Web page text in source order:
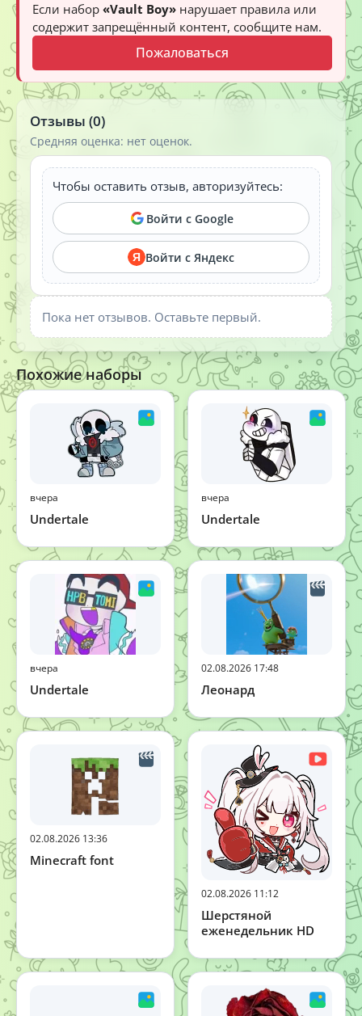
Если набор «Vault Boy» нарушает правила или
содержит запрещённый контент, сообщите нам.
Пожаловаться
Отзывы (0)
Средняя оценка: нет оценок.
Чтобы оставить отзыв, авторизуйтесь:
Войти с Google
Я Войти с Яндекс
Пока нет отзывов. Оставьте первый.
Похожие наборы
вчера
Undertale
вчера
Undertale
вчера
Undertale
02.08.2026 17:48
Леонард
02.08.2026 13:36
Minecraft font
02.08.2026 11:12
Шерстяной
еженедельник HD